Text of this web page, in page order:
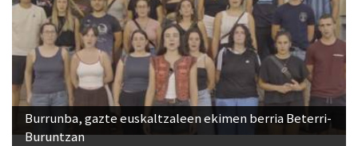
Burrunba, gazte euskaltzaleen ekimen berria Beterri-
Buruntzan